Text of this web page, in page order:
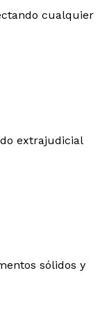
cualquier
extrajudicial
sólidos y